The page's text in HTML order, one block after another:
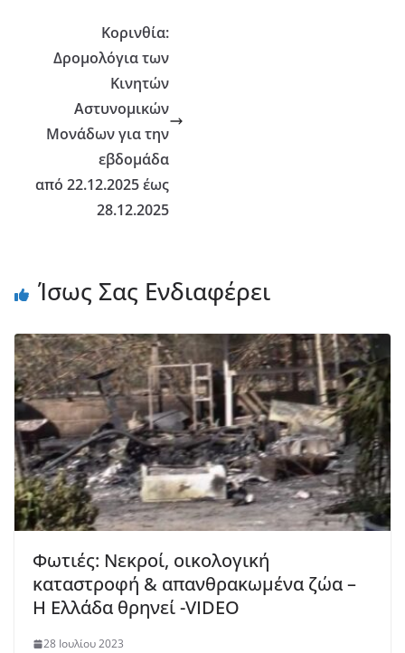
Κορινθία:
Δρομολόγια των
Κινητών
Αστυνομικών
Μονάδων για την
εβδομάδα
από 22.12.2025 έως
28.12.2025
Ίσως Σας Ενδιαφέρει
Φωτιές: Νεκροί, οικολογική
καταστροφή & απανθρακωμένα ζώα –
Η Ελλάδα θρηνεί -VIDEO
28 Ιουλίου 2023